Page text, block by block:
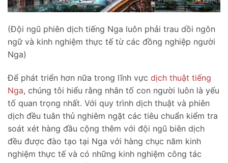
(Đội ngũ phiên dịch tiếng Nga luôn phải trau dồi ngôn
ngữ và kinh nghiệm thực tế từ các đồng nghiệp người
Nga)
Để phát triển hơn nữa trong lĩnh vực dịch thuật tiếng
Nga, chúng tôi hiểu rằng nhân tố con người luôn là yếu
tố quan trọng nhất. Với quy trình dịch thuật và phiên
dịch đều tuân thủ nghiêm ngặt các tiêu chuẩn kiểm tra
soát xét hàng đầu cộng thêm với đội ngũ biên dịch
đều được đào tạo tại Nga với hàng chục năm kinh
nghiệm thực tế và có những kinh nghiệm công tác